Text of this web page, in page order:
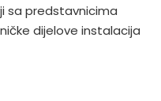
sa predstavnicima
dijelove instalacija